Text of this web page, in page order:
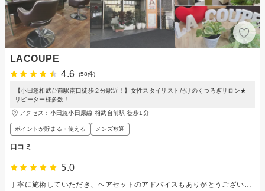
LACOUPE
4.6
(58件)
【小田急相武台前駅南口徒歩２分駅近！】女性スタイリストだけのくつろぎサロン★
リピーター様多数！
アクセス：小田急小田原線 相武台前駅 徒歩1分
ポイントが貯まる・使える メンズ歓迎
口コミ
5.0